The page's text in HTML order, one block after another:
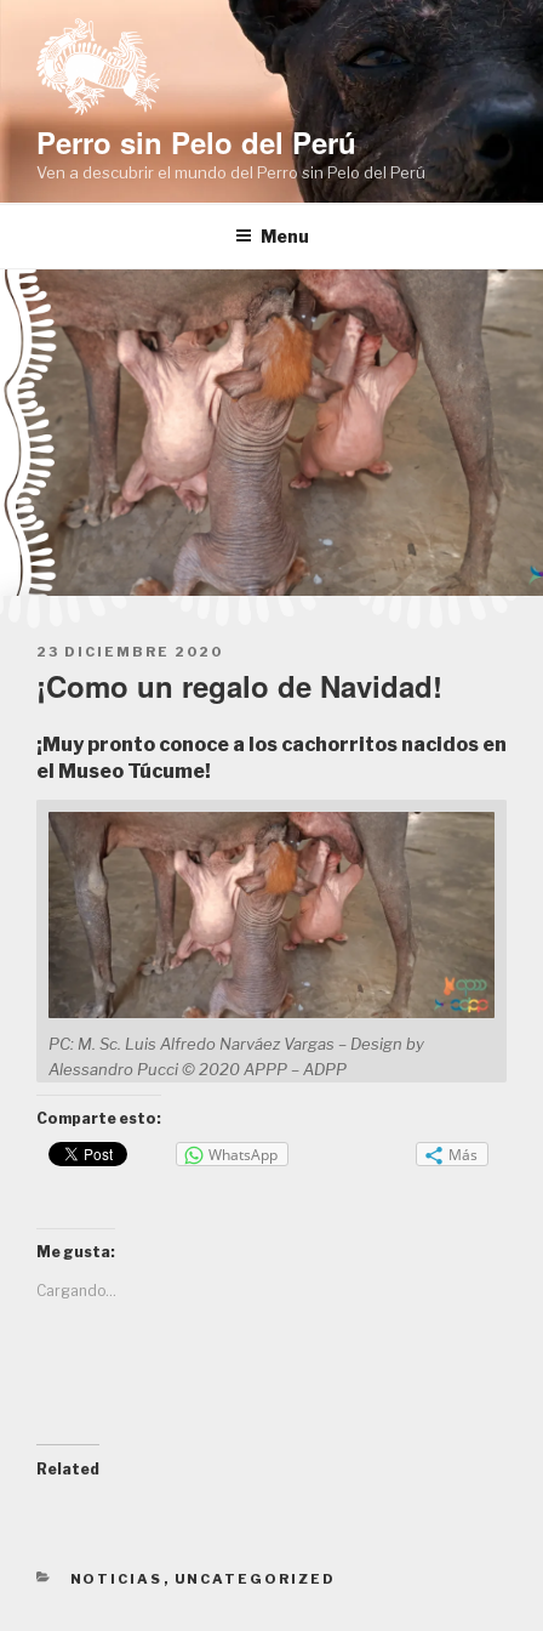
content
Perro sin Pelo del Perú
Ven a descubrir el mundo del Perro sin Pelo del Perú
Menu
POSTED
ON
23 DICIEMBRE 2020
¡Como un regalo de Navidad!
¡Muy pronto conoce a los cachorritos nacidos en
el Museo Túcume!
PC: M. Sc. Luis Alfredo Narváez Vargas – Design by
Alessandro Pucci © 2020 APPP – ADPP
Comparte esto:
WhatsApp Más
Me gusta:
Cargando...
Related
CATEGORIES
NOTICIAS , UNCATEGORIZED